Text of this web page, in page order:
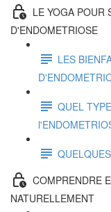
LE YOGA POUR
D'ENDOMETRIOSE
LES
QUEL
COMPRENDRE
NATURELLEMENT